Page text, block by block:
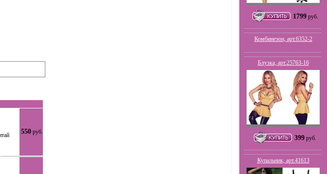
550 руб.
1799 руб.
Комбинезон, арт.6352-2
Блузка, арт.25763-16
399 руб.
Купальник, арт.41613